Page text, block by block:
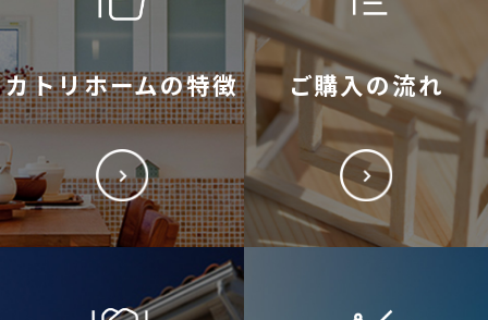
カトリホームの特徴 ご購入の流れ